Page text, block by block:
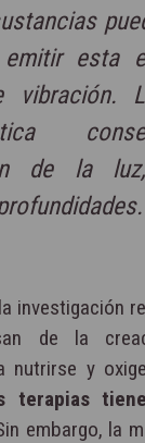
esta
vibración.
de la
investigación
de la
nutrirse y
terapias
embargo, la